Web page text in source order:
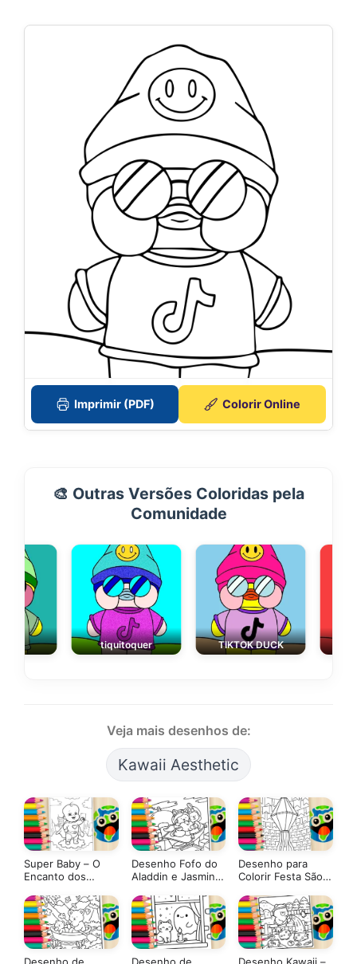
Imprimir (PDF) Colorir Online
🎨 Outras Versões Coloridas pela
Comunidade
tiquitoquer TIKTOK DUCK
Veja mais desenhos de:
Kawaii Aesthetic
Super Baby – O
Encanto dos
Desenho Fofo do
Aladdin e Jasmine
para Colorir
Desenho para
Colorir Festa São
Desenho de Desenho de Desenho Kawaii –